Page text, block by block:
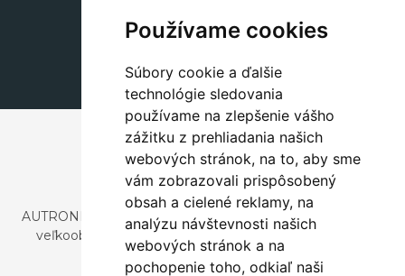
Používame cookies
Súbory cookie a ďalšie
technológie sledovania
používame na zlepšenie vášho
zážitku z prehliadania našich
webových stránok, na to, aby sme
vám zobrazovali prispôsobený
obsah a cielené reklamy, na
analýzu návštevnosti našich
webových stránok a na
pochopenie toho, odkiaľ naši
+420 311 604 182
dekorace@autronic.cz
AUTRONIC, s.r.o. je spoločnosť zaoberajúca sa dovozom a
veľkoobchodným predajom dizajnového aj štýlového
nábytku a dekorácií.